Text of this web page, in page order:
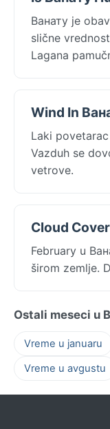
Ванату je
slične
Lagana
Wind In
Laki
Vazduh se
vetrove.
Cloud
February u
širom zemlje.
Ostali meseci u
Vreme u januaru
Vreme u avgustu